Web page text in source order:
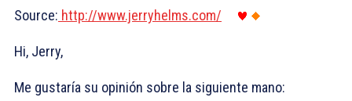
Source: http://www.jerryhelms.com/
Hi, Jerry,
Me gustaría su opinión sobre la siguiente mano: